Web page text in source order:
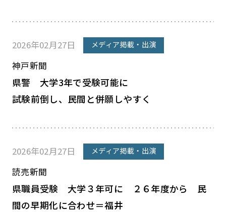
2026年02月27日 メディア掲載・出演
神戸新聞
県警 大学3年で受験可能に
試験前倒し、民間と併願しやすく
2026年02月27日 メディア掲載・出演
読売新聞
県職員受験 大学３年可に ２６年度から 民
間の早期化に合わせ＝福井